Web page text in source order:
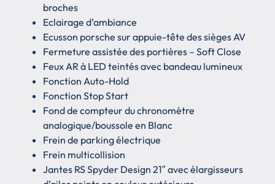
broches
Eclairage d’ambiance
Ecusson porsche sur appuie-tête des sièges AV
Fermeture assistée des portières – Soft Close
Feux AR à LED teintés avec bandeau lumineux
Fonction Auto-Hold
Fonction Stop Start
Fond de compteur du chronomètre
analogique/boussole en Blanc
Frein de parking électrique
Frein multicollision
Jantes RS Spyder Design 21″ avec élargisseurs